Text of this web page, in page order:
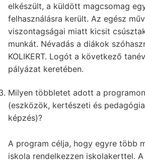
elkészült, a küldött magcsomag
felhasználásra került. Az egész
viszontagságai miatt kicsit
munkát. Névadás a diákok
KOLIKERT. Logót a következő
pályázat keretében.
Milyen többletet adott a
(eszközök, kertészeti és
képzés)?
A program célja, hogy egyre több
iskola rendelkezzen iskolakerttel.